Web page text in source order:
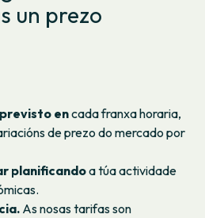
está nas Illas Canarias,
o IXIC.Explicámosche como
como entender a factura
un prezo
encada franxa horaria,
de prezo do mercado por
planificandoa túa actividade
As nosas tarifas son